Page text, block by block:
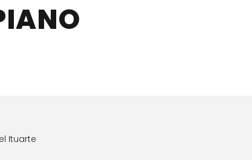
Ituarte